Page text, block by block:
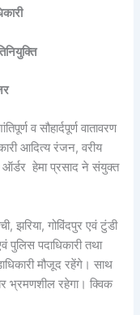
व सौहार्दपूर्ण वातावरण
आदित्य रंजन, वरीय
ऑर्डर हेमा प्रसाद ने संयुक्त
झरिया, गोविंदपुर एवं टुंडी
पुलिस पदाधिकारी तथा
मौजूद रहेंगे। साथ
भ्रमणशील रहेगा। क्विक